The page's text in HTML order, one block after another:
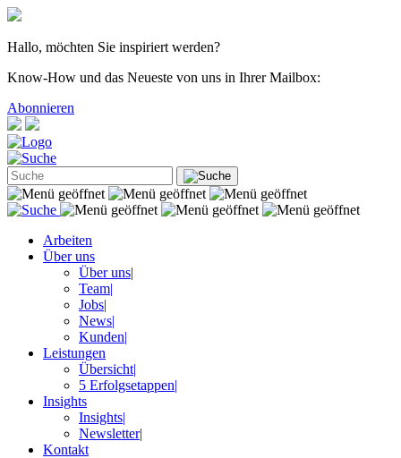
Hallo, möchten Sie inspiriert werden?
Know-How und das Neueste von uns in Ihrer Mailbox:
Abonnieren
Arbeiten
Über uns
Über uns|
Team|
Jobs|
News|
Kunden|
Leistungen
Übersicht|
5 Erfolgsetappen|
Insights
Insights|
Newsletter|
Kontakt